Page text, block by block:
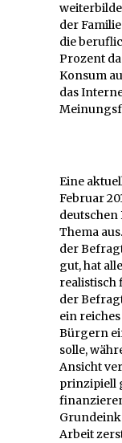
der
die
Prozent
Konsum
das
Eine
Februar
Thema
der
gut, hat
realistisch
der
ein
Bürgern
solle,
Ansicht
prinzipiell
Arbeit